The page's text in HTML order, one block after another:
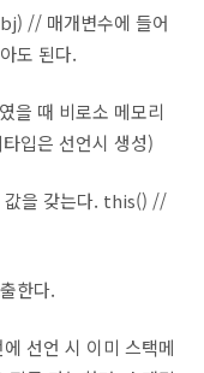
// 매개변수에 들어
도 된다.
을 때 비로소 메모리
입은 선언시 생성)
값을 갖는다. this() //
한다.
선언 시 이미 스택메